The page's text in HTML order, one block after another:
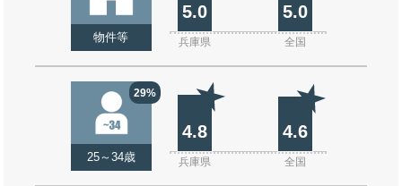
物件等
5.0 5.0
兵庫県 全国
29%
25～34歳
4.8 4.6
兵庫県 全国